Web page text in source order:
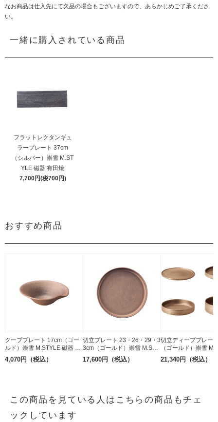
なお商品は仕入先にて欠品の場合もございますので、あらかじめご了承くださ
い。
一緒に購入されている商品
フラットレクタンギュ
ラープレート 37cm
（シルバー）崇雪 M.ST
YLE 磁器 有田焼
7,700円(税700円)
おすすめ商品
クーププレート 17cm（ゴー
ルド）崇雪 M.STYLE 磁器 有
田焼
4,070円（税込）
切立プレート 23・26・29・3
3cm（ゴールド）崇雪 M.STY
LE 磁器 有田焼
17,600円（税込）
切立ディーププレー
（ゴールド）崇雪
磁器 有田焼
21,340円（税込）
この商品を見ている人はこちらの商品もチェ
ックしています